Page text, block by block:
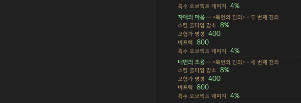
특수 오브젝트 데미지 4%
자애의 마음 — <묵언의 진의> - 두 번째 진의
스킬 쿨타임 감소 8%
모험가 명성 400
버프력 800
특수 오브젝트 데미지 4%
내면의 조율 — <묵언의 진의> - 세 번째 진의
스킬 쿨타임 감소 8%
모험가 명성 400
버프력 800
특수 오브젝트 데미지 4%